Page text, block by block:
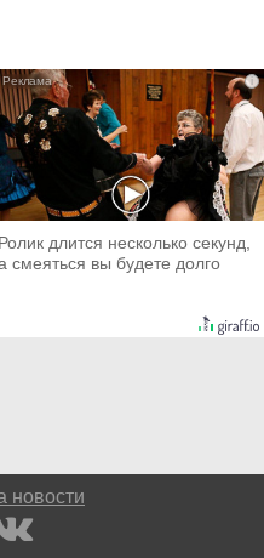
i
Ролик длится несколько секунд,
смеяться вы будете долго
новости